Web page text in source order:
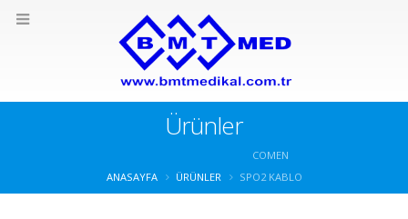
Ürünler
ANASAYFA ÜRÜNLER
COMEN
SPO2 KABLO